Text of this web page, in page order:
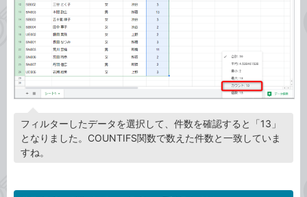
フィルターしたデータを選択して、件数を確認すると「13」
となりました。COUNTIFS関数で数えた件数と一致していま
すね。